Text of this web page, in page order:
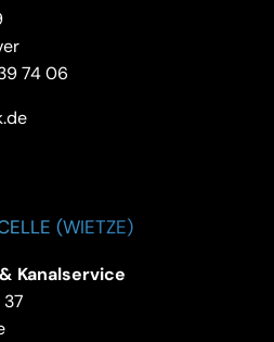
74 06
(WIETZE)
Kanalservice